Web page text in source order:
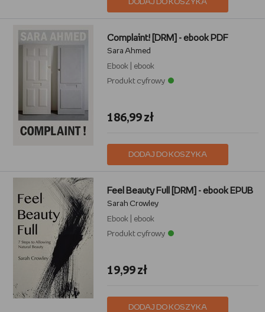
DODAJ DO KOSZYKA
Complaint! [DRM] - ebook PDF
Sara Ahmed
Ebook
ebook
Produkt cyfrowy
186,99 zł
DODAJ DO KOSZYKA
Feel Beauty Full [DRM] - ebook EPUB
Sarah Crowley
Ebook
ebook
Produkt cyfrowy
19,99 zł
DODAJ DO KOSZYKA